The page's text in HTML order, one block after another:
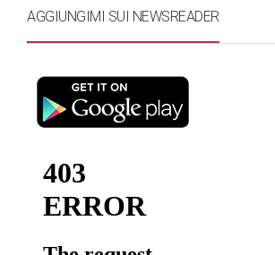
AGGIUNGIMI SUI NEWSREADER